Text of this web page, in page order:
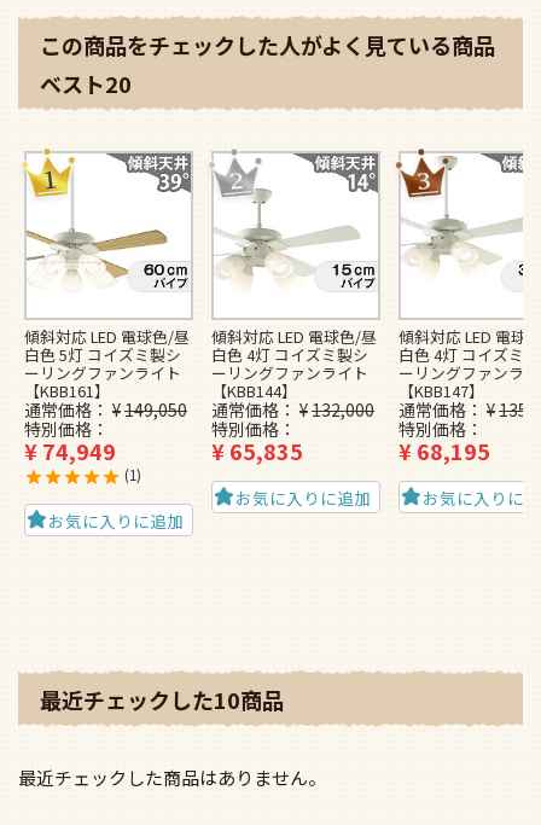
この商品をチェックした人がよく見ている商品
ベスト20
傾斜対応 LED 電球色/昼
白色 5灯 コイズミ製シ
ーリングファンライト
【KBB161】
通常価格 ¥149,050
特別価格
¥74,949
1
お気に入りに追加
傾斜対応 LED 電球色/昼
白色 4灯 コイズミ製シ
ーリングファンライト
【KBB144】
通常価格 ¥132,000
特別価格
¥65,835
お気に入りに追加
傾斜対応 LED 電球
白色 4灯 コイズミ
ーリングファンラ
【KBB147】
通常価格 ¥
特別価格
¥68,195
お気に入りに
最近チェックした10商品
最近チェックした商品はありません。